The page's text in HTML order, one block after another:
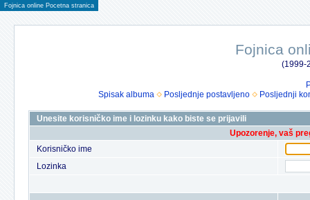
Fojnica online Pocetna stranica
Fojnica
(1999-
Spisak albuma
Posljednje postavljeno Posljednji
Unesite korisničko ime i lozinku kako biste se prijavili
Upozorenje, vaš
Korisničko ime
Lozinka